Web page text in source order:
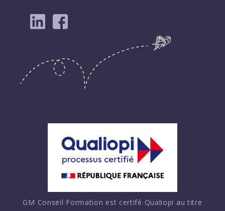
GM Conseil Formation est certifé Qualiopi au titre